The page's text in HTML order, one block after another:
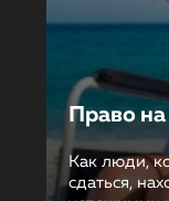
Право на
Как люди,
сдаться,